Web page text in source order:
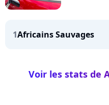
1Africains Sauvages
Voir les stats de